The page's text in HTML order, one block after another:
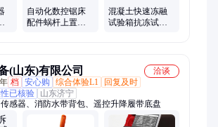
自动化数控锯床
配件蜗杆上置蜗
混凝土快速冻融
试验箱抗冻试验
(山东)有限公司
洽谈
档 安心购 综合体验L1
回复及时
已核验
山东济宁
感器、消防水带背包、遥控升降履带底盘